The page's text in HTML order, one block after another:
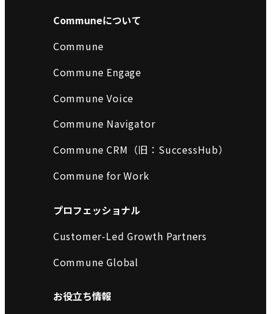
Communeについて
Commune
Commune Engage
Commune Voice
Commune Navigator
Commune CRM（旧：SuccessHub）
Commune for Work
プロフェッショナル
Customer-Led Growth Partners
Commune Global
お役立ち情報